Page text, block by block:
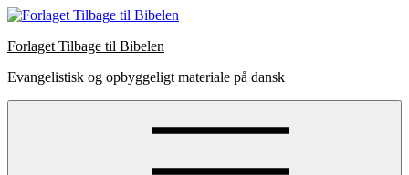
Skip
content
Forlaget Tilbage til Bibelen
Evangelistisk og opbyggeligt materiale på dansk